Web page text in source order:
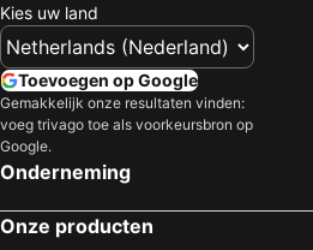
Kies uw land
Toevoegen op Google
Gemakkelijk onze resultaten vinden:
voeg trivago toe als voorkeursbron op
Google.
Onderneming
Onze producten